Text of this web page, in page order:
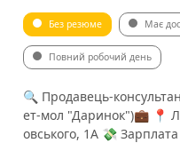
Без резюме Має
Повний робочий день
🔍 Продавець-
ет-мол "Даринок")💼 📍
овського, 1А 💸